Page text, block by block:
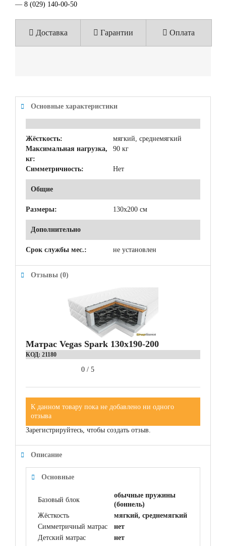
— 8 (029) 140-00-50
Доставка Гарантии Оплата
Основные характеристики
Жёсткость:
мягкий, среднемягкий
Максимальная нагрузка,
кг:
90 кг
Симметричность: Нет
Общие
Размеры: 130x200 см
Дополнительно
Срок службы мес.: не установлен
Отзывы (0)
Матрас Vegas Spark 130x190-200
КОД: 21180
0 / 5
К данном товару пока не добавлено ни одного
отзыва
Зарегистрируйтесь, чтобы создать отзыв.
Описание
Основные
Базовый блок
обычные пружины
(боннель)
Жёсткость
мягкий, среднемягкий
Симметричный матрас
нет
Детский матрас
нет